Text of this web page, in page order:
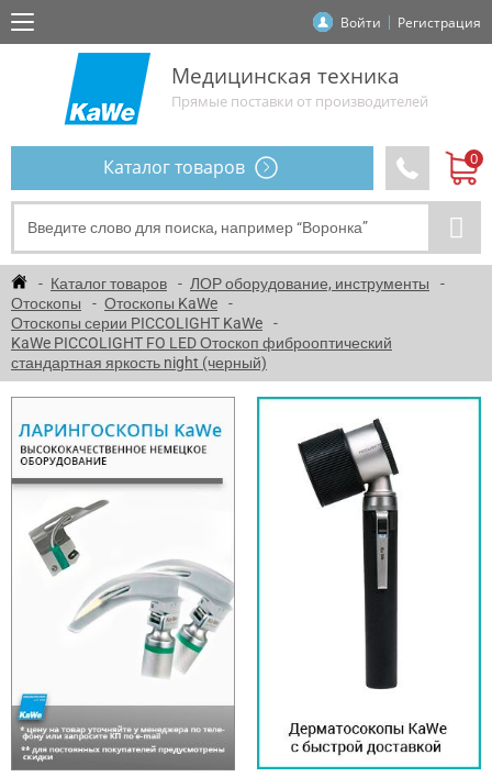
Войти Регистрация
Медицинская техника
Прямые поставки от производителей
Каталог товаров
Каталог товаров
ЛОР оборудование, инструменты
Отоскопы
Отоскопы KaWe
Отоскопы серии PICCOLIGHT KaWe
KaWe PICCOLIGHT FO LED Отоскоп фиброоптический
стандартная яркость night (черный)